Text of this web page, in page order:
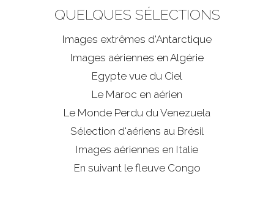
QUELQUES SÉLECTIONS
Images extrêmes d'Antarctique
Images aériennes en Algérie
Egypte vue du Ciel
Le Maroc en aérien
Le Monde Perdu du Venezuela
Sélection d'aériens au Brésil
Images aériennes en Italie
En suivant le fleuve Congo